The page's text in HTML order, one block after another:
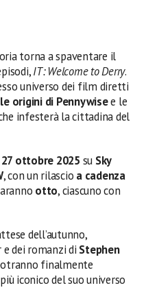
torna a spaventare il
IT: Welcome to Derry.
universo dei film diretti
le origini di Pennywisee le
infesterà la cittadina del
ottobre 2025 su Sky
, con un rilascio a cadenza
otto, ciascuno con
dell’autunno,
dei romanzi di Stephen
finalmente
iconico del suo universo